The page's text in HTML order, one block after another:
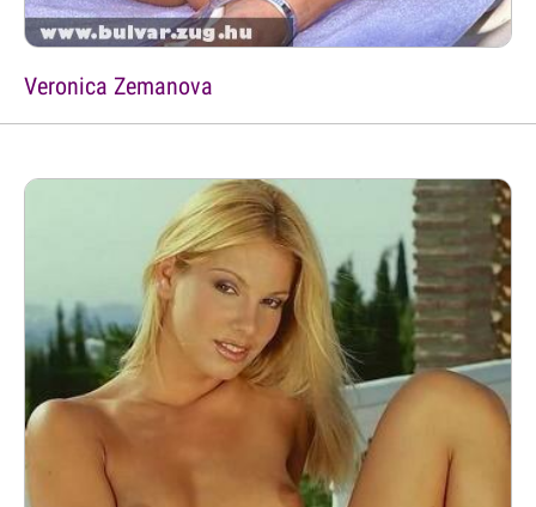
Veronica Zemanova